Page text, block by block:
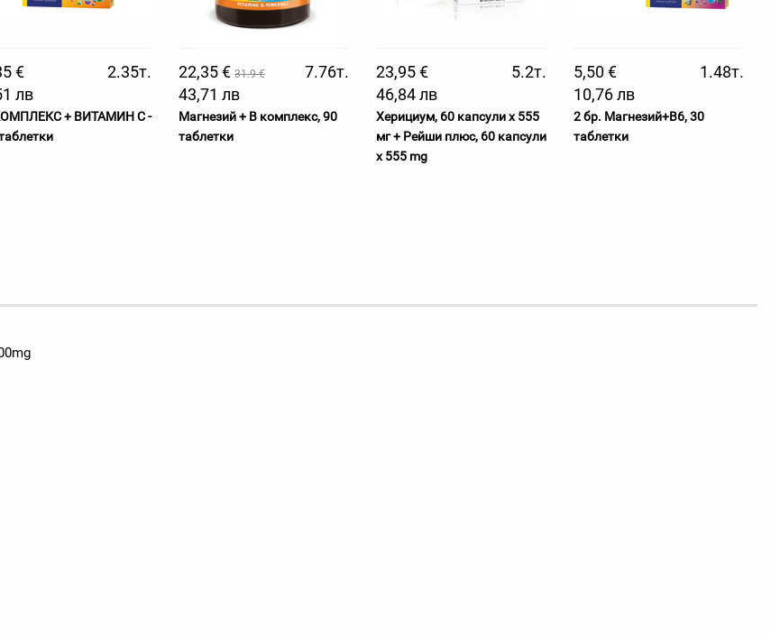
€
2.35т.
лв
+ ВИТАМИН С -
22,35 € 31.9 €
7.76т.
43,71 лв
Магнезий + B комплекс, 90
таблетки
23,95 €
5.2т.
46,84 лв
Херициум, 60 капсули х 555
мг + Рейши плюс, 60 капсули
x 555 mg
5,50 €
1.48т.
10,76 лв
2 бр. Магнезий+B6, 30
таблетки